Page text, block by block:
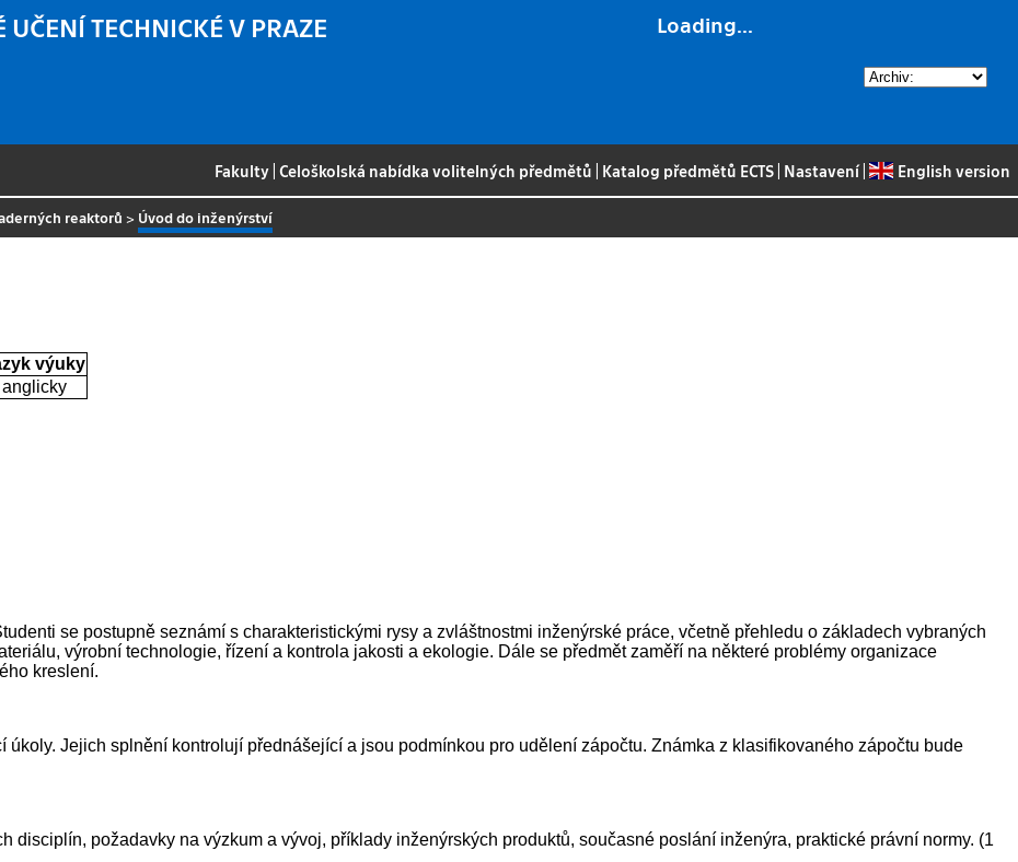
Loading...
UČENÍ TECHNICKÉ V PRAZE
Fakulty |Celoškolská nabídka volitelných předmětů Katalog předmětů ECTS Nastavení| English version
reaktorů > Úvod do inženýrství
výuky
anglicky
se postupně seznámí s charakteristickými rysy a zvláštnostmi inženýrské práce, včetně přehledu o základech vybraných
výrobní technologie, řízení a kontrola jakosti a ekologie. Dále se předmět zaměří na některé problémy organizace
kreslení.
Jejich splnění kontrolují přednášející a jsou podmínkou pro udělení zápočtu. Známka z klasifikovaného zápočtu bude
disciplín, požadavky na výzkum a vývoj, příklady inženýrských produktů, současné poslání inženýra, praktické právní normy. (1